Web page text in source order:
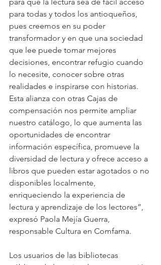
para todas y todos los antioqueños,
pues creemos en su poder
transformador y en que una sociedad
que lee puede tomar mejores
decisiones, encontrar refugio cuando
lo necesite, conocer sobre otras
realidades e inspirarse con historias.
Esta alianza con otras Cajas de
compensación nos permite ampliar
nuestro catálogo, lo que aumenta las
oportunidades de encontrar
información específica, promueve la
diversidad de lectura y ofrece acceso a
libros que pueden estar agotados o no
disponibles localmente,
enriqueciendo la experiencia de
lectura y aprendizaje de los lectores”,
expresó Paola Mejía Guerra,
responsable Cultura en Comfama.
Los usuarios de las bibliotecas